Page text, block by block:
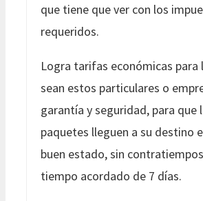
que tiene que ver con los
requeridos.
Logra tarifas económicas para
sean estos particulares o
garantía y seguridad, para que
paquetes lleguen a su destino
buen estado, sin
tiempo acordado de 7 días.